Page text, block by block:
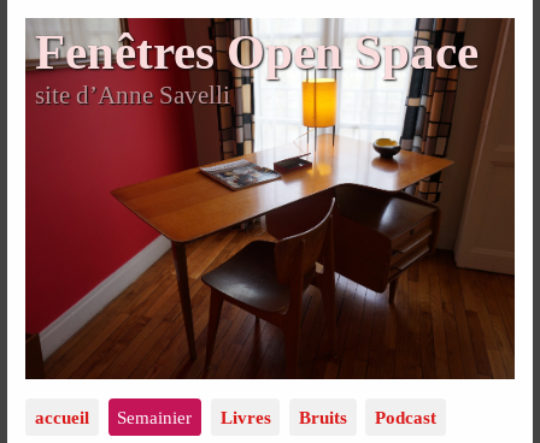
Fenêtres Open Space
site d’Anne Savelli
accueil Semainier Livres Bruits Podcast